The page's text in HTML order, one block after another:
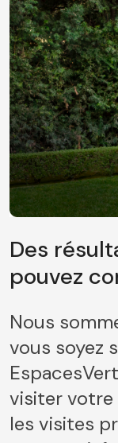
Des
pouvez
Nous
vous soyez
visiter votre
les visites